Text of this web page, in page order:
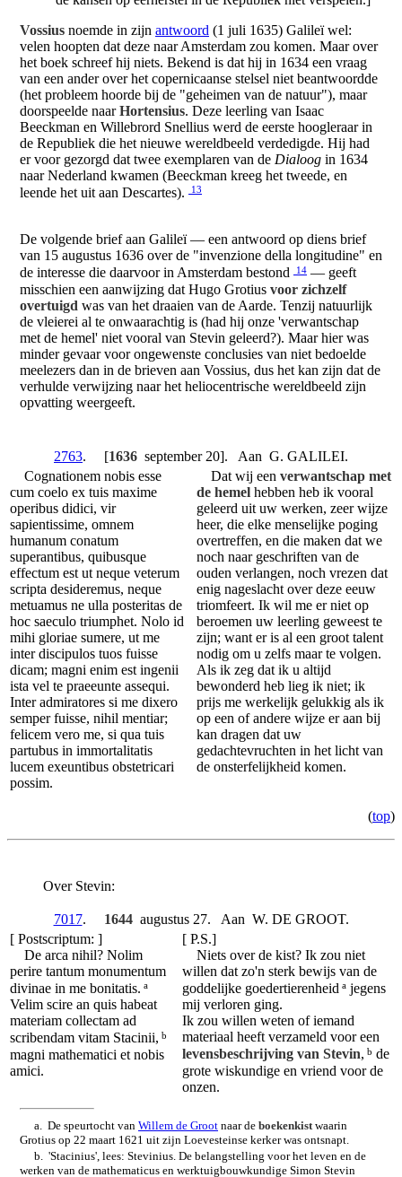
Vossius noemde in zijn antwoord (1 juli 1635) Galileï wel:
velen hoopten dat deze naar Amsterdam zou komen. Maar over
het boek schreef hij niets. Bekend is dat hij in 1634 een vraag
van een ander over het copernicaanse stelsel niet beantwoordde
(het probleem hoorde bij de "geheimen van de natuur"), maar
doorspeelde naarHortensius. Deze leerling van Isaac
Beeckman en Willebrord Snellius werd de eerste hoogleraar in
de Republiek die het nieuwe wereldbeeld verdedigde. Hij had
er voor gezorgd dat twee exemplaren van de Dialoog in 1634
naar Nederland kwamen (Beeckman kreeg het tweede, en
leende het uit aan Descartes).
13
De volgende brief aan Galileï — een antwoord op diens brief
van 15 augustus 1636 over de "invenzione della longitudine" en
de interesse die daarvoor in Amsterdam bestond
14 — geeft
misschien een aanwijzing dat Hugo Grotius voor zichzelf
overtuigd was van het draaien van de Aarde. Tenzij natuurlijk
de vleierei al te onwaarachtig is (had hij onze 'verwantschap
met de hemel' niet vooral van Stevin geleerd?). Maar hier was
minder gevaar voor ongewenste conclusies van niet bedoelde
meelezers dan in de brieven aan Vossius, dus het kan zijn dat de
verhulde verwijzing naar het heliocentrische wereldbeeld zijn
opvatting weergeeft.
2763. [1636 september 20]. Aan G. GALILEI.
Cognationem nobis esse
cum coelo ex tuis maxime
operibus didici, vir
sapientissime, omnem
humanum conatum
superantibus, quibusque
effectum est ut neque veterum
scripta desideremus, neque
metuamus ne ulla posteritas de
hoc saeculo triumphet. Nolo id
mihi gloriae sumere, ut me
inter discipulos tuos fuisse
dicam; magni enim est ingenii
ista vel te praeeunte assequi.
Inter admiratores si me dixero
semper fuisse, nihil mentiar;
felicem vero me, si qua tuis
partubus in immortalitatis
lucem exeuntibus obstetricari
possim.
Dat wij een verwantschap met
de hemel hebben heb ik vooral
geleerd uit uw werken, zeer wijze
heer, die elke menselijke poging
overtreffen, en die maken dat we
noch naar geschriften van de
ouden verlangen, noch vrezen dat
enig nageslacht over deze eeuw
triomfeert. Ik wil me er niet op
beroemen uw leerling geweest te
zijn; want er is al een groot talent
nodig om u zelfs maar te volgen.
Als ik zeg dat ik u altijd
bewonderd heb lieg ik niet; ik
prijs me werkelijk gelukkig als ik
op een of andere wijze er aan bij
kan dragen dat uw
gedachtevruchten in het licht van
de onsterfelijkheid komen.
(top)
Over Stevin:
7017. 1644augustus 27. Aan W. DE GROOT.
[ Postscriptum: ]
De arca nihil? Nolim
perire tantum monumentum
divinae in me bonitatis. a
Velim scire an quis habeat
materiam collectam ad
scribendam vitam Stacinii, b
magni mathematici et nobis
amici.
[ P.S.]
Niets over de kist? Ik zou niet
willen dat zo'n sterk bewijs van de
goddelijke goedertierenheid a jegens
mij verloren ging.
Ik zou willen weten of iemand
materiaal heeft verzameld voor een
levensbeschrijving van Stevin, b de
grote wiskundige en vriend voor de
onzen.
a. De speurtocht van Willem de Groot naar de boekenkistwaarin
Grotius op 22 maart 1621 uit zijn Loevesteinse kerker was ontsnapt.
b. 'Stacinius', lees: Stevinius. De belangstelling voor het leven en de
werken van de mathematicus en werktuigbouwkundige Simon Stevin